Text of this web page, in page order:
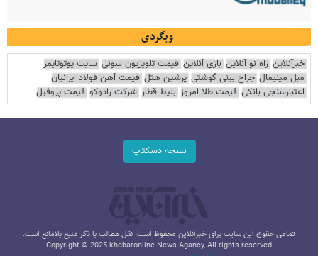
وبگردی
خبرآنلاین راه نو آنلاین بازی آنلاین قیمت تلویزیون سونی سایت یوتوتایمز
مبل مینیمال جراح بینی گوشتی پرشین هتل قیمت آهن فولاد ایرانیان
اعتبارسنجی بانکی قیمت طلا امروز بلیط قطار شرکت رادوکو قیمت پروفیل
نسخه دسکتاپ
تمامی حقوق این سایت برای خبرآنلاین محفوظ است. نقل مطالب با ذکر منبع بلامانع است.
Copyright © 2025 khabaronline News Agancy, All rights reserved